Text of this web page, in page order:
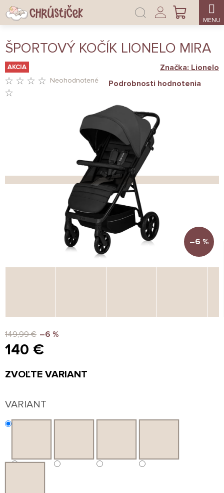
Prejsť
na
obsah
NÁKUPNÝ
Prihlásenie
ŠPORTOVÝ KOČÍK LIONELO MIRA
AKCIA
HVIEZDIČIEK.
Neohodnotené Podrobnosti hodnotenia
Značka: Lionelo
–6 %
149,99 € –6 %
140 €
cena:
ZVOĽTE VARIANT
VARIANT